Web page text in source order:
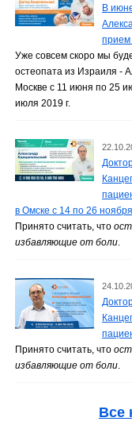
В
прием
Уже совсем скоро мы
остеопата из Израиля -
Москве с 11 июня по 25
июля 2019 г.
в Омске с 14 по 26
Принято считать, что
избавляющие от боли.
Принято считать, что
избавляющие от боли.
Все